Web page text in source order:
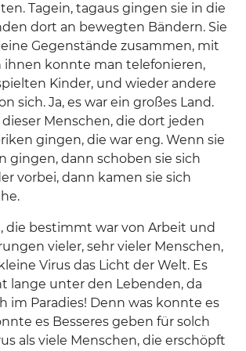
Tagein, tagaus gingen sie in die
dort an bewegten Bändern. Sie
Gegenstände zusammen, mit
ihnen konnte man telefonieren,
Kinder, und wieder andere
sich. Ja, es war ein großes Land.
Menschen, die dort jeden
gingen, die war eng. Wenn sie
gingen, dann schoben sie sich
vorbei, dann kamen sie sich
die bestimmt war von Arbeit und
vieler, sehr vieler Menschen,
Virus das Licht der Welt. Es
lange unter den Lebenden, da
im Paradies! Denn was konnte es
es Besseres geben für solch
als viele Menschen, die erschöpft